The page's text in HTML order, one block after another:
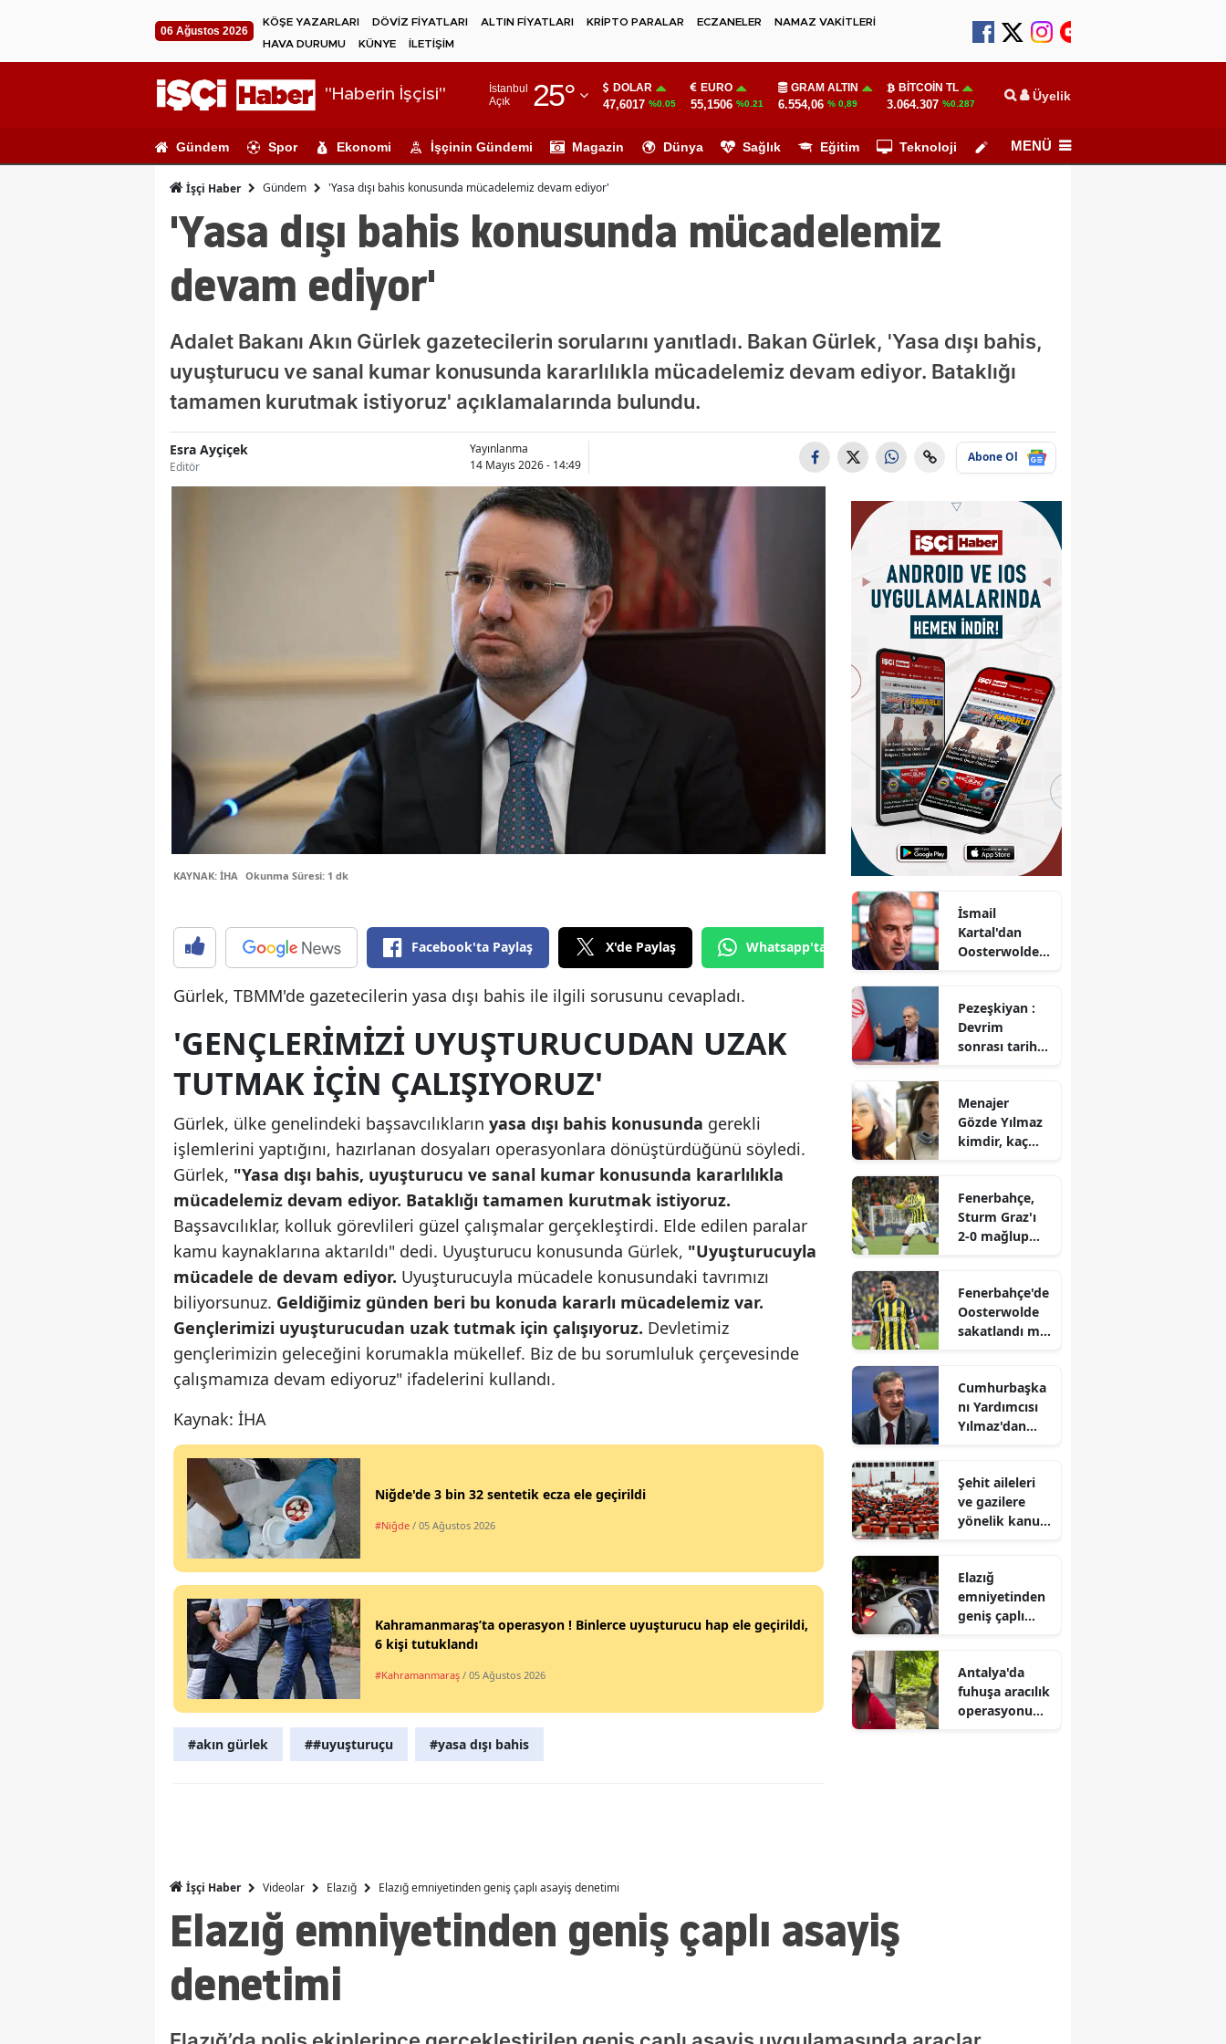
06 Ağustos 2026
KÖŞE YAZARLARI DÖVİZ FİYATLARI ALTIN FİYATLARI KRİPTO PARALAR ECZANELER
NAMAZ VAKİTLERİ
HAVA DURUMU
KÜNYE İLETİŞİM
"Haberin İşçisi"
İstanbul
Açık
25°
Adıyaman
Ağrı
Ankara
Aydın
Balıkesir
Bilecik
Bingöl
Bitlis
Burdur
Bursa
Çanakkale
Çankırı
Çorum
Denizli
Diyarbakır
Edirne
Erzurum
Eskişehir
Hakkari
Hatay
Mersin
İstanbul
İzmir
Kars
Konya
Kütahya
Kahramanmaraş
Nevşehir
Niğde
Sakarya
DOLAR
47,6017 %0.05
EURO
55,1506 %0.21
GRAM ALTIN
6.554,06 % 0,89
BITCOIN TL
3.064.307 %0.287 Üyelik
Gündem Spor Ekonomi İşçinin Gündemi Magazin Dünya Sağlık Eğitim Teknoloji Köşe Yazarları
MENÜ
İşçi Haber Gündem 'Yasa dışı bahis konusunda mücadelemiz devam ediyor'
'Yasa dışı bahis konusunda mücadelemiz
devam ediyor'
Adalet Bakanı Akın Gürlek gazetecilerin sorularını yanıtladı. Bakan Gürlek, 'Yasa dışı bahis,
uyuşturucu ve sanal kumar konusunda kararlılıkla mücadelemiz devam ediyor. Bataklığı
tamamen kurutmak istiyoruz' açıklamalarında bulundu.
Esra Ayçiçek
Editör
Yayınlanma
14 Mayıs 2026 - 14:49
Abone Ol
KAYNAK: İHA Okunma Süresi: 1 dk
Facebook'ta Paylaş X'de Paylaş Whatsapp'tan Gönder
Gürlek, TBMM'de gazetecilerin yasa dışı bahis ile ilgili sorusunu cevapladı.
'GENÇLERIMIZI UYUŞTURUCUDAN UZAK
TUTMAK IÇIN ÇALIŞIYORUZ'
Gürlek, ülke genelindeki başsavcılıkların yasa dışı bahis konusunda gerekli
işlemlerini yaptığını, hazırlanan dosyaları operasyonlara dönüştürdüğünü söyledi.
Gürlek, "Yasa dışı bahis, uyuşturucu ve sanal kumar konusunda kararlılıkla
mücadelemiz devam ediyor. Bataklığı tamamen kurutmak istiyoruz.
Başsavcılıklar, kolluk görevlileri güzel çalışmalar gerçekleştirdi. Elde edilen paralar
kamu kaynaklarına aktarıldı" dedi. Uyuşturucu konusunda Gürlek, "Uyuşturucuyla
mücadele de devam ediyor. Uyuşturucuyla mücadele konusundaki tavrımızı
biliyorsunuz. Geldiğimiz günden beri bu konuda kararlı mücadelemiz var.
Gençlerimizi uyuşturucudan uzak tutmak için çalışıyoruz. Devletimiz
gençlerimizin geleceğini korumakla mükellef. Biz de bu sorumluluk çerçevesinde
çalışmamıza devam ediyoruz" ifadelerini kullandı.
Kaynak: İHA
Niğde'de 3 bin 32 sentetik ecza ele geçirildi
#Niğde / 05 Ağustos 2026
Kahramanmaraş’ta operasyon ! Binlerce uyuşturucu hap ele geçirildi,
6 kişi tutuklandı
#Kahramanmaraş / 05 Ağustos 2026
#akın gürlek ##uyuşturuçu #yasa dışı bahis
İsmail
Kartal'dan
Oosterwolde'n
açıklama
Pezeşkiyan :
Devrim
sonrası tarihte
Menajer
Gözde Yılmaz
kimdir, kaç
Fenerbahçe,
Sturm Graz'ı
2-0 mağlup
Fenerbahçe'de
Oosterwolde
sakatlandı mı,
Cumhurbaşka
nı Yardımcısı
Yılmaz'dan
vurgusu
Şehit aileleri
ve gazilere
yönelik kanun
Elazığ
emniyetinden
geniş çaplı
Antalya'da
fuhuşa aracılık
operasyonund
İşçi Haber Videolar Elazığ Elazığ emniyetinden geniş çaplı asayiş denetimi
Elazığ emniyetinden geniş çaplı asayiş
denetimi